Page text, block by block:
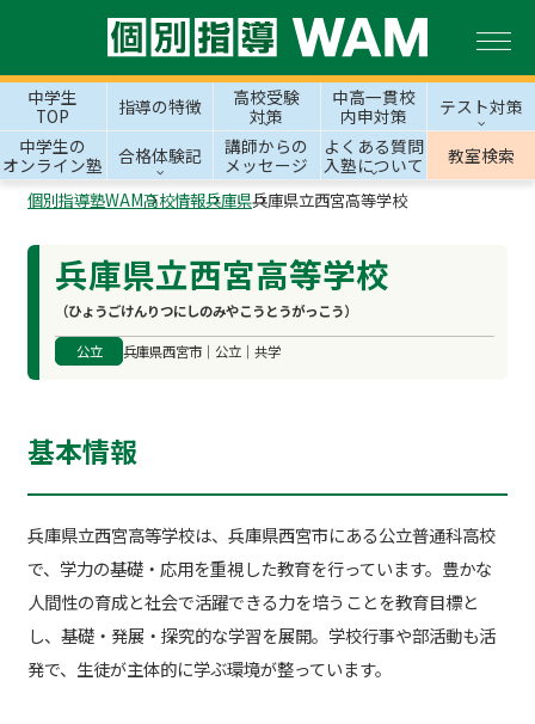
中学生
TOP
指導の特徴
高校受験
対策
中高一貫校
内申対策
テスト対策
中学生の
オンライン塾
合格体験記
講師からの
メッセージ
よくある質問
入塾について
教室検索
個別指導塾WAM高校情報兵庫県兵庫県立西宮高等学校
兵庫県立西宮高等学校
（ひょうごけんりつにしのみやこうとうがっこう）
公立 兵庫県西宮市｜公立｜共学
基本情報
兵庫県立西宮高等学校は、兵庫県西宮市にある公立普通科高校
で、学力の基礎・応用を重視した教育を行っています。豊かな
人間性の育成と社会で活躍できる力を培うことを教育目標と
し、基礎・発展・探究的な学習を展開。学校行事や部活動も活
発で、生徒が主体的に学ぶ環境が整っています。